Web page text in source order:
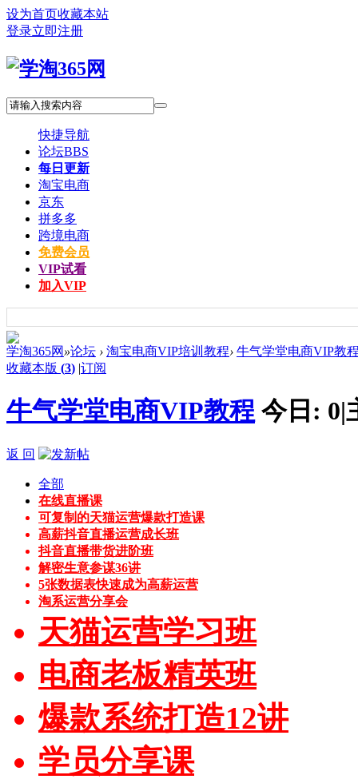
设为首页收藏本站
登录立即注册
快捷导航
论坛BBS
每日更新
淘宝电商
京东
拼多多
跨境电商
免费会员
VIP试看
加入VIP
学淘365网 »论坛 › 淘宝电商VIP培训教程› 牛气学堂电商VIP教
收藏本版 (3) |订阅
牛气学堂电商VIP教程 今日: 0|
返 回
全部
在线直播课
可复制的天猫运营爆款打造课
高薪抖音直播运营成长班
抖音直播带货进阶班
解密生意参谋36讲
5张数据表快速成为高薪运营
淘系运营分享会
天猫运营学习班
电商老板精英班
爆款系统打造12讲
学员分享课